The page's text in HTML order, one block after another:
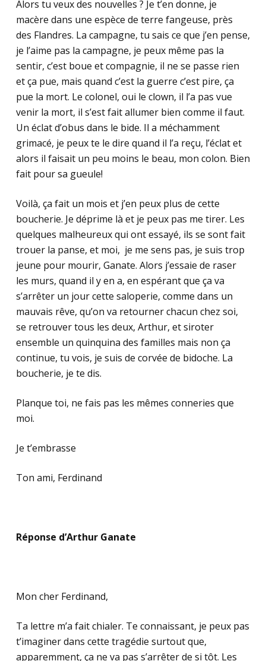
Alors tu veux des nouvelles ? Je t’en donne, je
macère dans une espèce de terre fangeuse, près
des Flandres. La campagne, tu sais ce que j’en pense,
je l’aime pas la campagne, je peux même pas la
sentir, c’est boue et compagnie, il ne se passe rien
et ça pue, mais quand c’est la guerre c’est pire, ça
pue la mort. Le colonel, oui le clown, il l’a pas vue
venir la mort, il s’est fait allumer bien comme il faut.
Un éclat d’obus dans le bide. Il a méchamment
grimacé, je peux te le dire quand il l’a reçu, l’éclat et
alors il faisait un peu moins le beau, mon colon. Bien
fait pour sa gueule!
Voilà, ça fait un mois et j’en peux plus de cette
boucherie. Je déprime là et je peux pas me tirer. Les
quelques malheureux qui ont essayé, ils se sont fait
trouer la panse, et moi, je me sens pas, je suis trop
jeune pour mourir, Ganate. Alors j’essaie de raser
les murs, quand il y en a, en espérant que ça va
s’arrêter un jour cette saloperie, comme dans un
mauvais rêve, qu’on va retourner chacun chez soi,
se retrouver tous les deux, Arthur, et siroter
ensemble un quinquina des familles mais non ça
continue, tu vois, je suis de corvée de bidoche. La
boucherie, je te dis.
Planque toi, ne fais pas les mêmes conneries que
moi.
Je t’embrasse
Ton ami, Ferdinand
Réponse d’Arthur Ganate
Mon cher Ferdinand,
Ta lettre m’a fait chialer. Te connaissant, je peux pas
t’imaginer dans cette tragédie surtout que,
apparemment, ça ne va pas s’arrêter de si tôt. Les